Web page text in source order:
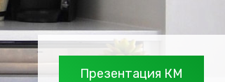
Презентация КМ